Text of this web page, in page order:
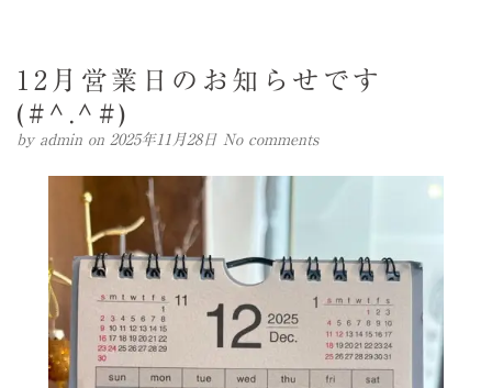
12月営業日のお知らせです
(#^.^#)
by admin on 2025年11月28日 No comments